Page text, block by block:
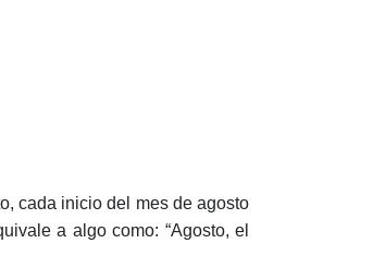
cada inicio del mes de agosto
a algo como: “Agosto, el